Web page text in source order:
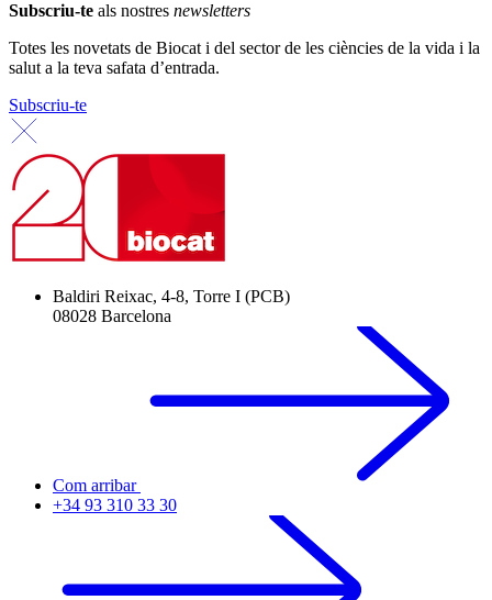
Subscriu-te als nostres newsletters
Totes les novetats de Biocat i del sector de les ciències de la vida i la
salut a la teva safata d’entrada.
Subscriu-te
Baldiri Reixac, 4-8, Torre I (PCB)
08028 Barcelona
Com arribar
+34 93 310 33 30